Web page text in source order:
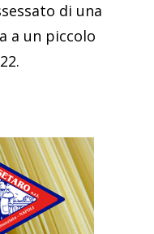
di una
a un piccolo